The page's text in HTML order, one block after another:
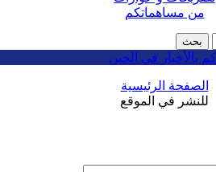
من مساهماتكم
الصفحة الرئيسية
للنشر في الموقع